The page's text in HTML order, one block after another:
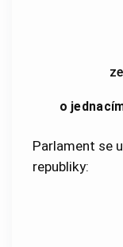
o
Parlament se
republiky: